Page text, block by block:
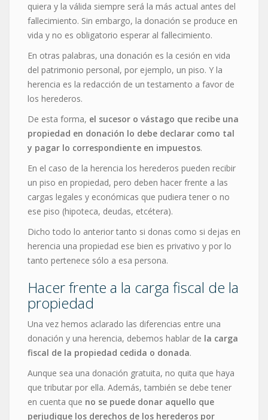
quiera y la válida siempre será la más actual antes del
fallecimiento. Sin embargo, la donación se produce en
vida y no es obligatorio esperar al fallecimiento.
En otras palabras, una donación es la cesión en vida
del patrimonio personal, por ejemplo, un piso. Y la
herencia es la redacción de un testamento a favor de
los herederos.
De esta forma, el sucesor o vástago que recibe una
propiedad en donación lo debe declarar como tal
y pagar lo correspondiente en impuestos.
En el caso de la herencia los herederos pueden recibir
un piso en propiedad, pero deben hacer frente a las
cargas legales y económicas que pudiera tener o no
ese piso (hipoteca, deudas, etcétera).
Dicho todo lo anterior tanto si donas como si dejas en
herencia una propiedad ese bien es privativo y por lo
tanto pertenece sólo a esa persona.
Hacer frente a la carga fiscal de la
propiedad
Una vez hemos aclarado las diferencias entre una
donación y una herencia, debemos hablar de la carga
fiscal de la propiedad cedida o donada.
Aunque sea una donación gratuita, no quita que haya
que tributar por ella. Además, también se debe tener
en cuenta que no se puede donar aquello que
perjudique los derechos de los herederos por